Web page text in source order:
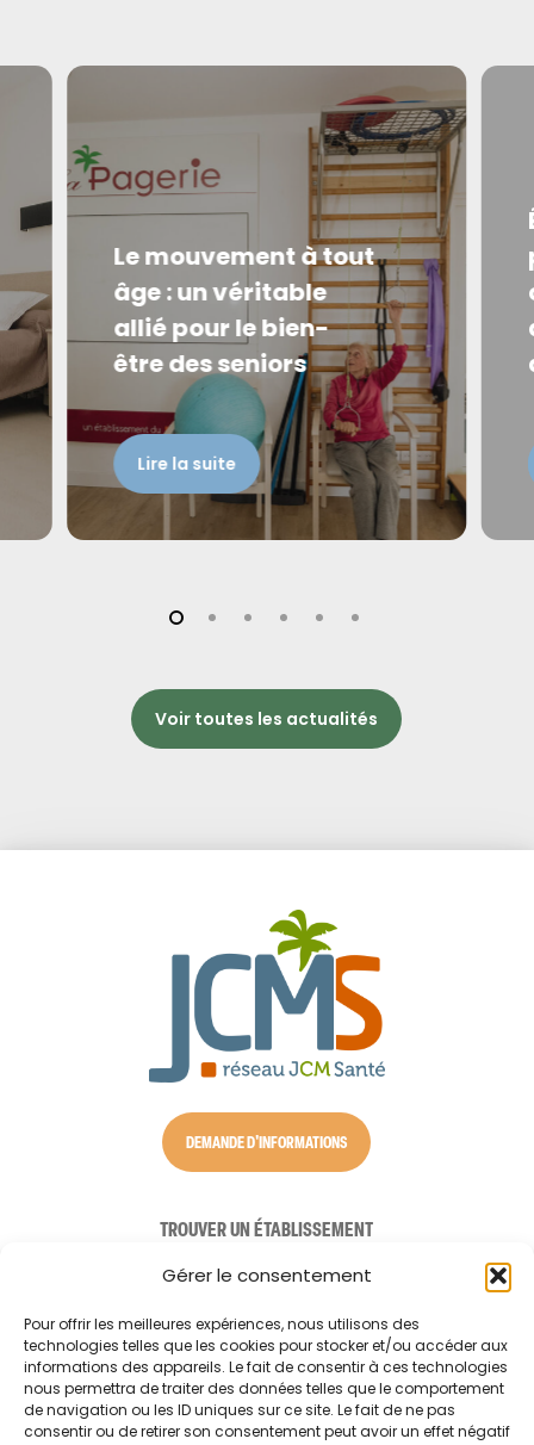
Gérer le consentement
Pour offrir les meilleures expériences, nous utilisons des
technologies telles que les cookies pour stocker et/ou accéder aux
informations des appareils. Le fait de consentir à ces technologies
nous permettra de traiter des données telles que le comportement
de navigation ou les ID uniques sur ce site. Le fait de ne pas
consentir ou de retirer son consentement peut avoir un effet négatif
Le mouvement à tout
âge : un véritable
allié pour le bien-
être des seniors
Lire la suite
Voir toutes les actualités
DEMANDE D'INFORMATIONS
TROUVER UN ÉTABLISSEMENT
NOS SOLUTIONS D’ACCUEIL
AIDE À DOMICILE
CONSEILS AUX AIDANTS
LE RÉSEAU JCM SANTÉ